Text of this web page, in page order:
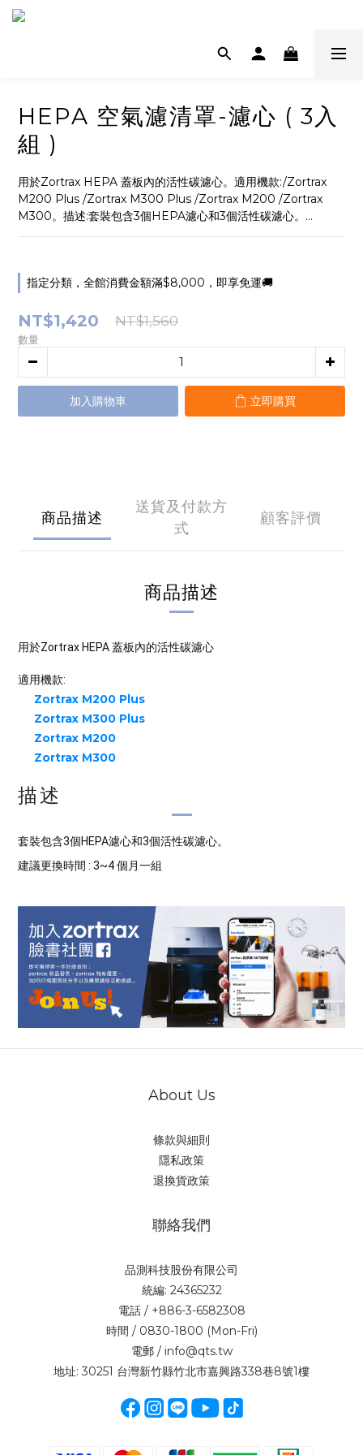
HEPA 空氣濾清罩-濾心 ( 3入
組 )
用於Zortrax HEPA 蓋板內的活性碳濾心。適用機款:/Zortrax
M200 Plus /Zortrax M300 Plus /Zortrax M200 /Zortrax
M300。描述:套裝包含3個HEPA濾心和3個活性碳濾心。...
指定分類，全館消費金額滿$8,000，即享免運🚚
NT$1,420 NT$1,560
數量
加入購物車 立即購買
商品描述
送貨及付款方
式
顧客評價
商品描述
用於Zortrax HEPA 蓋板內的活性碳濾心
適用機款:
Zortrax M200 Plus
Zortrax M300 Plus
Zortrax M200
Zortrax M300
描述
套裝包含3個HEPA濾心和3個活性碳濾心。
建議更換時間 : 3~4 個月一組
About Us
條款與細則
隱私政策
退換貨政策
聯絡我們
品測科技股份有限公司
統編: 24365232
電話 / +886-3-6582308
時間 / 0830-1800 (Mon-Fri)
電郵 / info@qts.tw
地址: 30251 台灣新竹縣竹北市嘉興路338巷8號1樓